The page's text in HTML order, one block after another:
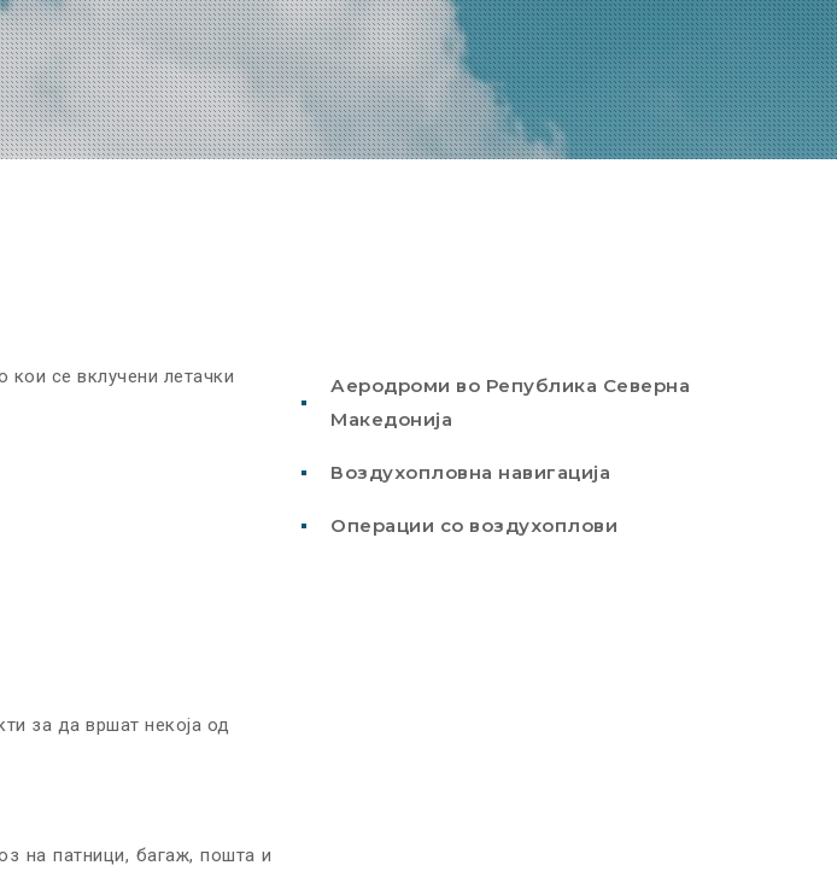
кои се вклучени летачки
за да вршат некоја од
на патници, багаж, пошта и
Аеродроми во Република Северна
Македонија
Воздухопловна навигација
Операции со воздухоплови